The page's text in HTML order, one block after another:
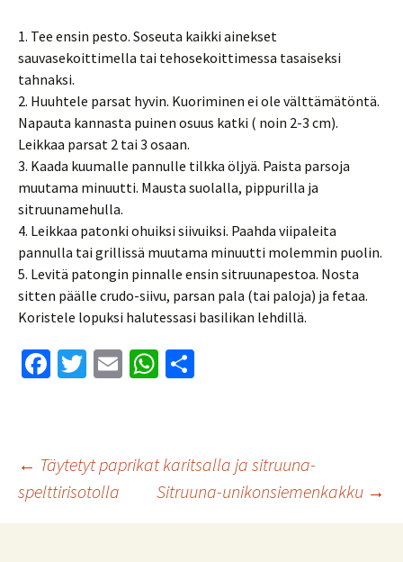
1. Tee ensin pesto. Soseuta kaikki ainekset
sauvasekoittimella tai tehosekoittimessa tasaiseksi
tahnaksi.
2. Huuhtele parsat hyvin. Kuoriminen ei ole välttämätöntä.
Napauta kannasta puinen osuus katki ( noin 2-3 cm).
Leikkaa parsat 2 tai 3 osaan.
3. Kaada kuumalle pannulle tilkka öljyä. Paista parsoja
muutama minuutti. Mausta suolalla, pippurilla ja
sitruunamehulla.
4. Leikkaa patonki ohuiksi siivuiksi. Paahda viipaleita
pannulla tai grillissä muutama minuutti molemmin puolin.
5. Levitä patongin pinnalle ensin sitruunapestoa. Nosta
sitten päälle crudo-siivu, parsan pala (tai paloja) ja fetaa.
Koristele lopuksi halutessasi basilikan lehdillä.
Fa
o
o
k
T
er
E
W
sA
p
p
Artikkelien
selaus
← Täytetyt paprikat karitsalla ja sitruuna-
spelttirisotolla
Sitruuna-unikonsiemenkakku →